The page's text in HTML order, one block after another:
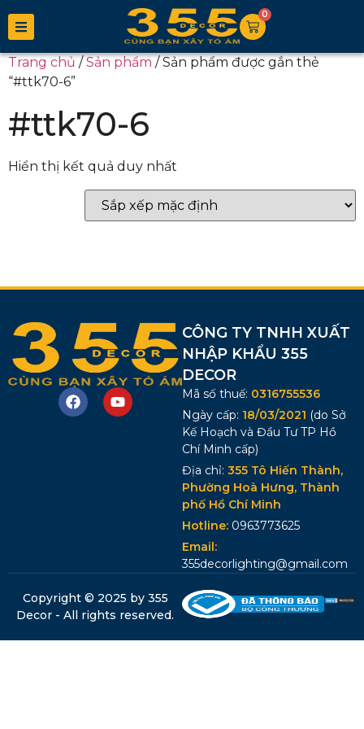
0
Trang chủ/Sản phẩm/ Sản phẩm được gắn thẻ
“#ttk70-6”
#ttk70-6
Hiển thị kết quả duy nhất
CÔNG TY TNHH XUẤT
NHẬP KHẨU 355
DECOR
Mã số thuế: 0316755536
Ngày cấp: 18/03/2021 (do Sở
Kế Hoạch và Đầu Tư TP Hồ
Chí Minh cấp)
Địa chỉ: 355 Tô Hiến Thành,
Phường Hoà Hưng, Thành
phố Hồ Chí Minh
Hotline: 0963773625
Email:
355decorlighting@gmail.com
Copyright © 2025 by 355
Decor - All rights reserved.